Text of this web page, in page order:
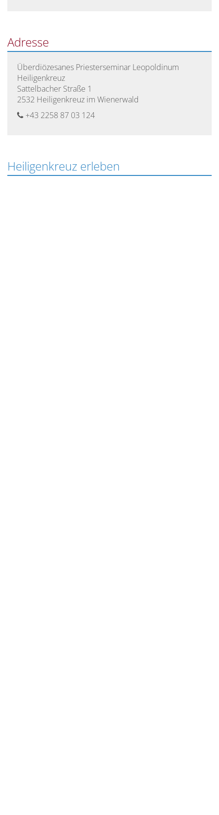
leer.
Adresse
Überdiözesanes Priesterseminar Leopoldinum
Heiligenkreuz
Sattelbacher Straße 1
2532 Heiligenkreuz im Wienerwald
+43 2258 87 03 124
Heiligenkreuz erleben